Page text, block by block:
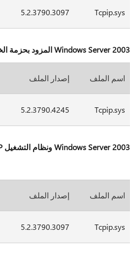
Tcpip.sys
5.2.3790.3097
Windows Server 2003 المزود بحزمة الخدمة SP2، الإصدارات المستندة إلى Itanium
اسم الملف إصدار الملف
Tcpip.sys
5.2.3790.4245
Windows Server 2003 ونظام التشغيل Windows XP، الإصدارات المستندة إلى x64
اسم الملف إصدار الملف
Tcpip.sys
5.2.3790.3097